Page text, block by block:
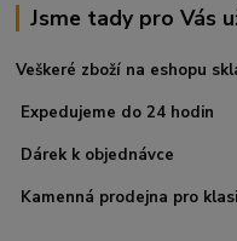
Jsme tady pro Vás
Veškeré zboží na eshopu
Expedujeme do 24 hodin
Dárek k objednávce
Kamenná prodejna pro